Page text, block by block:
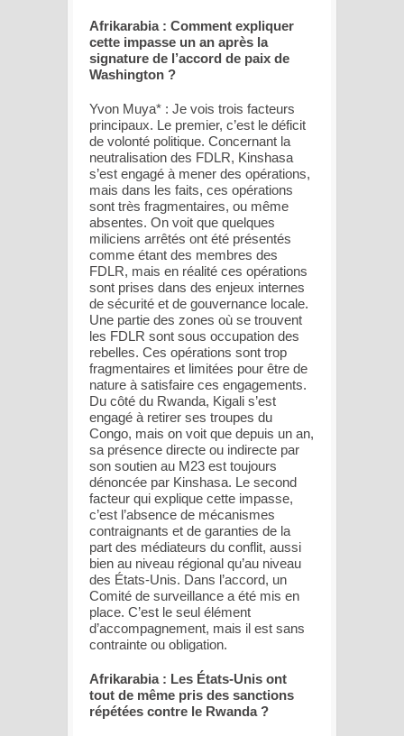
Afrikarabia : Comment expliquer
cette impasse un an après la
signature de l’accord de paix de
Washington ?
Yvon Muya* : Je vois trois facteurs
principaux. Le premier, c’est le déficit
de volonté politique. Concernant la
neutralisation des FDLR, Kinshasa
s’est engagé à mener des opérations,
mais dans les faits, ces opérations
sont très fragmentaires, ou même
absentes. On voit que quelques
miliciens arrêtés ont été présentés
comme étant des membres des
FDLR, mais en réalité ces opérations
sont prises dans des enjeux internes
de sécurité et de gouvernance locale.
Une partie des zones où se trouvent
les FDLR sont sous occupation des
rebelles. Ces opérations sont trop
fragmentaires et limitées pour être de
nature à satisfaire ces engagements.
Du côté du Rwanda, Kigali s’est
engagé à retirer ses troupes du
Congo, mais on voit que depuis un an,
sa présence directe ou indirecte par
son soutien au M23 est toujours
dénoncée par Kinshasa. Le second
facteur qui explique cette impasse,
c’est l’absence de mécanismes
contraignants et de garanties de la
part des médiateurs du conflit, aussi
bien au niveau régional qu’au niveau
des États-Unis. Dans l’accord, un
Comité de surveillance a été mis en
place. C’est le seul élément
d’accompagnement, mais il est sans
contrainte ou obligation.
Afrikarabia : Les États-Unis ont
tout de même pris des sanctions
répétées contre le Rwanda ?